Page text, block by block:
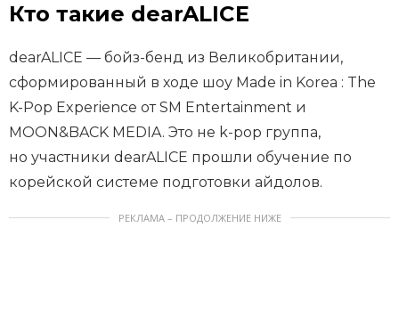
Кто такие dearALICE
dearALICE — бойз-бенд из Великобритании,
сформированный в ходе шоу Made in Korea : The
K-Pop Experience от SM Entertainment и
MOON&BACK MEDIA. Это не k-pop группа,
но участники dearALICE прошли обучение по
корейской системе подготовки айдолов.
РЕКЛАМА – ПРОДОЛЖЕНИЕ НИЖЕ